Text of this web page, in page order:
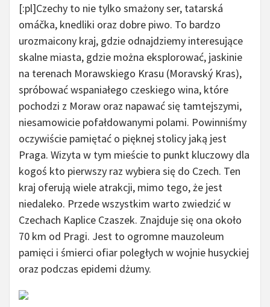
[:pl]Czechy to nie tylko smażony ser, tatarská
omáčka, knedliki oraz dobre piwo. To bardzo
urozmaicony kraj, gdzie odnajdziemy interesujące
skalne miasta, gdzie można eksplorować, jaskinie
na terenach Morawskiego Krasu (Moravský Kras),
spróbować wspaniałego czeskiego wina, które
pochodzi z Moraw oraz napawać się tamtejszymi,
niesamowicie pofałdowanymi polami. Powinniśmy
oczywiście pamiętać o pięknej stolicy jaką jest
Praga. Wizyta w tym mieście to punkt kluczowy dla
kogoś kto pierwszy raz wybiera się do Czech. Ten
kraj oferują wiele atrakcji, mimo tego, że jest
niedaleko. Przede wszystkim warto zwiedzić w
Czechach Kaplice Czaszek. Znajduje się ona około
70 km od Pragi. Jest to ogromne mauzoleum
pamięci i śmierci ofiar poległych w wojnie husyckiej
oraz podczas epidemi dżumy.